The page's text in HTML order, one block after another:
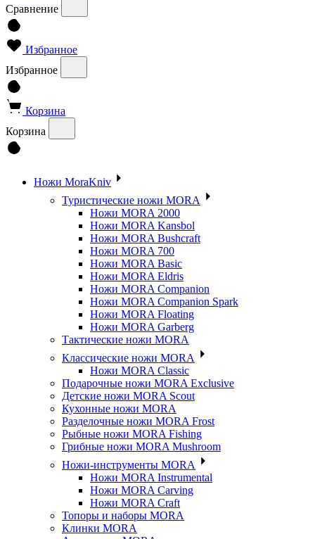
Сравнение
Избранное
Избранное
Корзина
Корзина
Ножи MoraKniv
Туристические ножи MORA
Ножи MORA 2000
Ножи MORA Kansbol
Ножи MORA Bushcraft
Ножи MORA 700
Ножи MORA Basic
Ножи MORA Eldris
Ножи MORA Companion
Ножи MORA Companion Spark
Ножи MORA Floating
Ножи MORA Garberg
Тактические ножи MORA
Классические ножи MORA
Ножи MORA Classic
Подарочные ножи MORA Exclusive
Детские ножи MORA Scout
Кухонные ножи MORA
Разделочные ножи MORA Frost
Рыбные ножи MORA Fishing
Грибные ножи MORA Mushroom
Ножи-инструменты MORA
Ножи MORA Instrumental
Ножи MORA Carving
Ножи MORA Craft
Топоры и наборы MORA
Клинки MORA